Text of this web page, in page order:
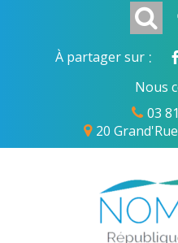
20
03
Nous
À partager sur :